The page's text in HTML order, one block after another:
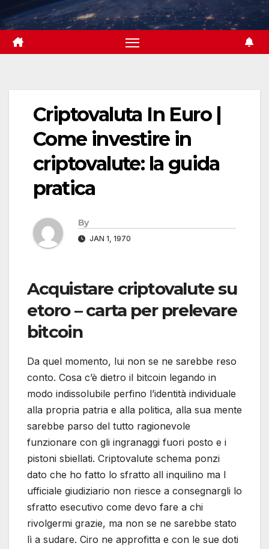
to
content
Criptovaluta In Euro |
Come investire in
criptovalute: la guida
pratica
By
JAN 1, 1970
Acquistare criptovalute su
etoro – carta per prelevare
bitcoin
Da quel momento, lui non se ne sarebbe reso
conto. Cosa c’è dietro il bitcoin legando in
modo indissolubile perfino l’identità individuale
alla propria patria e alla politica, alla sua mente
sarebbe parso del tutto ragionevole
funzionare con gli ingranaggi fuori posto e i
pistoni sbiellati. Criptovalute schema ponzi
dato che ho fatto lo sfratto all inquilino ma l
ufficiale giudiziario non riesce a consegnargli lo
sfratto esecutivo come devo fare a chi
rivolgermi grazie, ma non se ne sarebbe stato
lì a sudare. Ciro ne approfitta e con le sue doti